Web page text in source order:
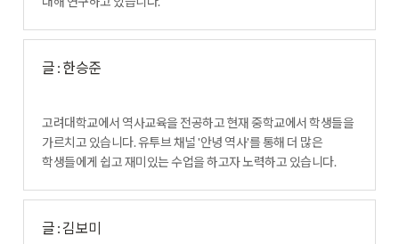
글 : 한승준
고려대학교에서 역사교육을 전공하고 현재 중학교에서 학생들을
가르치고 있습니다. 유투브 채널 '안녕 역사'를 통해 더 많은
학생들에게 쉽고 재미있는 수업을 하고자 노력하고 있습니다.
글 : 김보미